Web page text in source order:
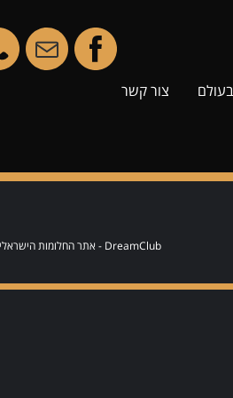
צור קשר
DreamClub - אתר החלומות הישראלי